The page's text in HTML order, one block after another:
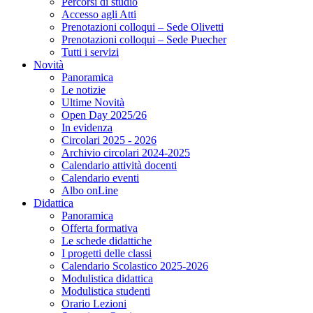
Accesso agli Atti
Prenotazioni colloqui – Sede Olivetti
Prenotazioni colloqui – Sede Puecher
Tutti i servizi
Novità
Panoramica
Le notizie
Ultime Novità
Open Day 2025/26
In evidenza
Circolari 2025 - 2026
Archivio circolari 2024-2025
Calendario attività docenti
Calendario eventi
Albo onLine
Didattica
Panoramica
Offerta formativa
Le schede didattiche
I progetti delle classi
Calendario Scolastico 2025-2026
Modulistica didattica
Modulistica studenti
Orario Lezioni